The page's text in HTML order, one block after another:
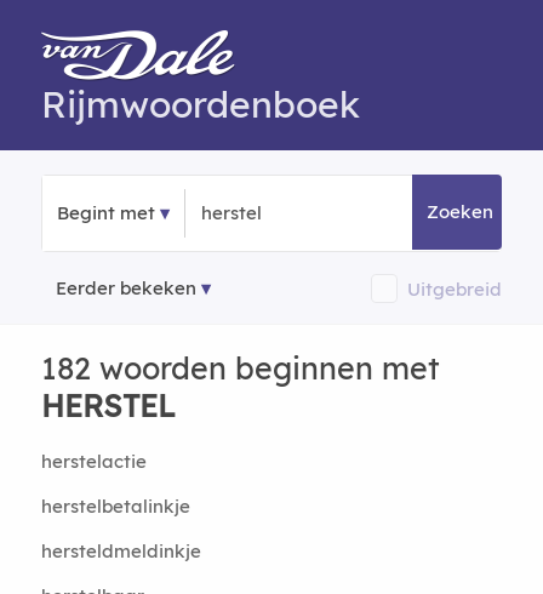
Rijmwoordenboek
Begint met Zoeken
Eerder bekeken Uitgebreid
182 woorden beginnen met
HERSTEL
herstelactie
herstelbetalinkje
hersteldmeldinkje